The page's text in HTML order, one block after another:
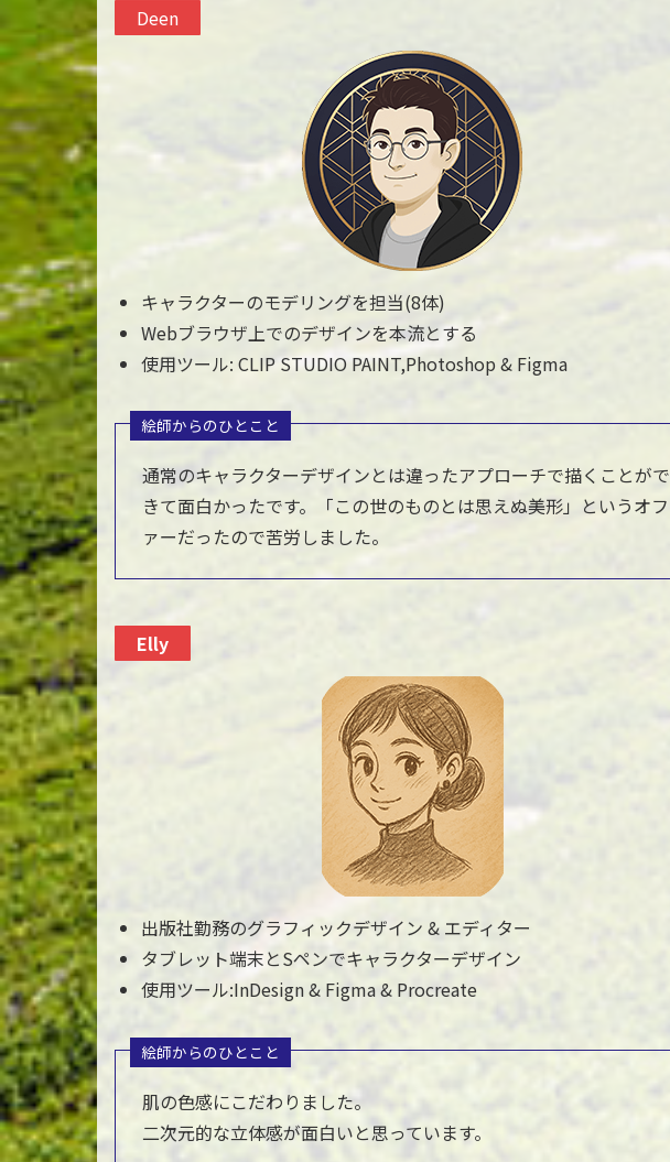
Deen
キャラクターのモデリングを担当(8体)
Webブラウザ上でのデザインを本流とする
使用ツール: CLIP STUDIO PAINT,Photoshop & Figma
絵師からのひとこと
通常のキャラクターデザインとは違ったアプローチで描くことがで
きて面白かったです。「この世のものとは思えぬ美形」というオフ
ァーだったので苦労しました。
Elly
出版社勤務のグラフィックデザイン & エディター
タブレット端末とSペンでキャラクターデザイン
使用ツール:InDesign & Figma & Procreate
絵師からのひとこと
肌の色感にこだわりました。
二次元的な立体感が面白いと思っています。